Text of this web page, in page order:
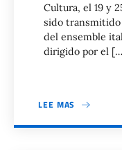
Cultura, el 19 y
sido transmitido
del ensemble
dirigido por el
LEE MAS